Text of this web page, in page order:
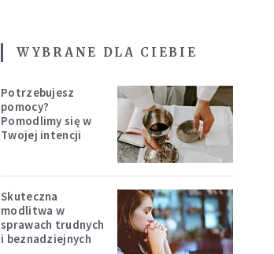
WYBRANE DLA CIEBIE
Potrzebujesz
pomocy?
Pomodlimy się w
Twojej intencji
Skuteczna
modlitwa w
sprawach trudnych
i beznadziejnych